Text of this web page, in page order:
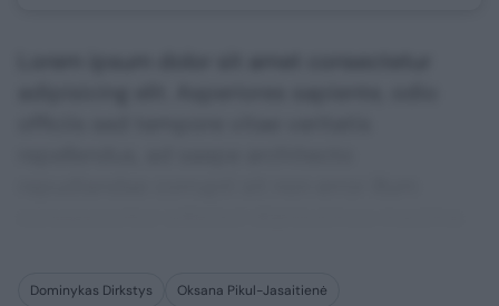
Dominykas Dirkstys
Oksana Pikul-Jasaitienė